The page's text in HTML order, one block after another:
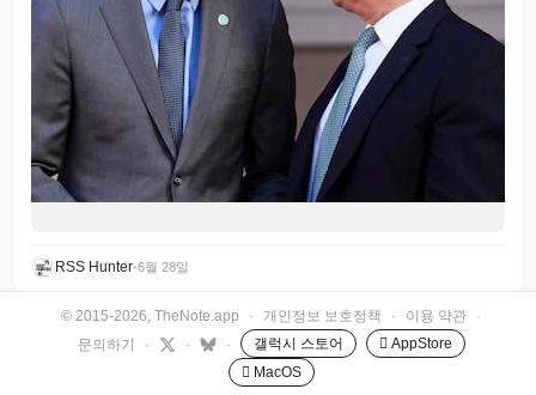
RSS Hunter•6월 28일
© 2015-2026, TheNote.app · 개인정보 보호정책 · 이용 약관
·
문의하기
· · · 갤럭시 스토어
 AppStore
 MacOS